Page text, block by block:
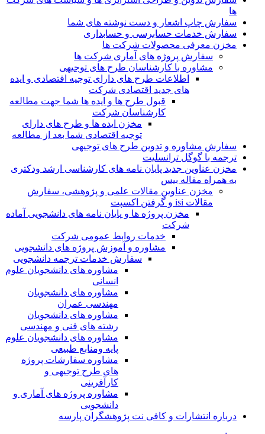
ها
سفارش چاپ اشعار و دست نوشته های شما
سفارش خدمات حسابرسی و حسابداری
مخزن معرفی محصولات شرکت ها
سفارش پروژه های آماری شرکت ها
مشاوره با کارشناسان طرح های توجیهی
اطلاعات طرح های دارای توجیه اقتصادی و ایده
های جدید اقتصادی شرکت
قبول طرح ها و ایده ها شما جهت مطالعه
کارشناسان شرکت
مخزن ایده ها و طرح های دارای
توجیه اقتصادی شما بعد از مطالعه
سفارش مشاوره و تدوین طرح های توجیهی
ترجمه با گوگل ترانسلیت
مخزن عناوین جدید پایان نامه های کارشناسی ارشد ودکتری
به همراه مقاله بیس
مخزن عناوین مقالات علمی و پژوهشی، سفارش
مقالات isi و گرفتن اکسپت
مخزن پروژه ها و پایان نامه های دانشجویی آماده
شرکت
خدمات روابط عمومی شرکت
مشاوره و آموزش پروژه های دانشجویی
سفارش خدمات ترجمه دانشجویی
مشاوره های دانشجویان علوم
انسانی
مشاوره های دانشجویان
مهندسی عمران
مشاوره های دانشجویان
رشته های فنی و مهندسی
مشاوره های دانشجویان علوم
پایه ومنابع طبیعی
مشاوره سفارشات پروژه
های طرح توجیهی و
کارآفرینی
مشاوره پروژه های آماری و
دانشجویی
درباره انتشارات و کافی نت پژوهشگران پارسه